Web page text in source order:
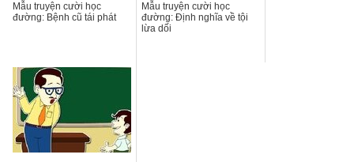
Mẫu truyện cười học
đường: Bệnh cũ tái phát
Mẫu truyện cười học
đường: Định nghĩa về tội
lừa dối